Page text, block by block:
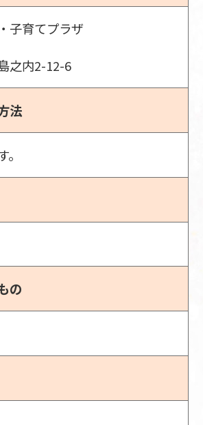
子育てプラザ
之内2-12-6
法
の